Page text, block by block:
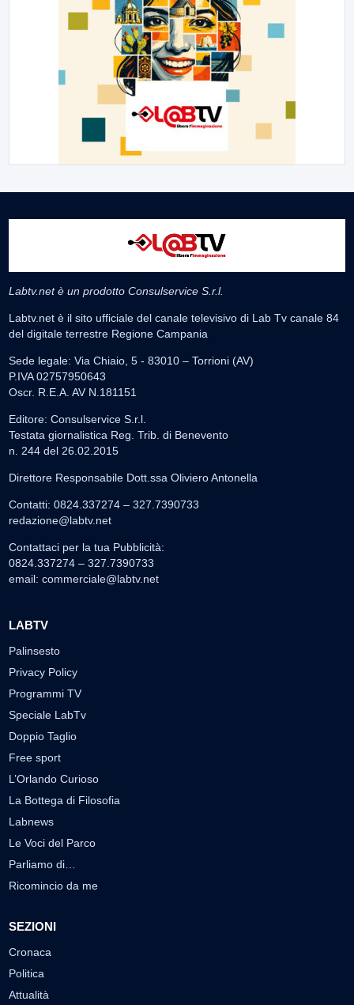
Labtv.net è un prodotto Consulservice S.r.l.
Labtv.net è il sito ufficiale del canale televisivo di Lab Tv canale 84
del digitale terrestre Regione Campania
Sede legale: Via Chiaio, 5 - 83010 – Torrioni (AV)
P.IVA 02757950643
Oscr. R.E.A. AV N.181151
Editore: Consulservice S.r.l.
Testata giornalistica Reg. Trib. di Benevento
n. 244 del 26.02.2015
Direttore Responsabile Dott.ssa Oliviero Antonella
Contatti: 0824.337274 – 327.7390733
redazione@labtv.net
Contattaci per la tua Pubblicità:
0824.337274 – 327.7390733
email: commerciale@labtv.net
LABTV
Palinsesto
Privacy Policy
Programmi TV
Speciale LabTv
Doppio Taglio
Free sport
L’Orlando Curioso
La Bottega di Filosofia
Labnews
Le Voci del Parco
Parliamo di…
Ricomincio da me
SEZIONI
Cronaca
Politica
Attualità